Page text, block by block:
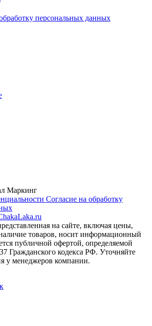
персональных данных
Маркинг
Согласие на обработку
на сайте, включая цены,
товаров, носит информационный
публичной офертой, определяемой
Гражданского кодекса РФ. Уточняйте
у менеджеров компании.